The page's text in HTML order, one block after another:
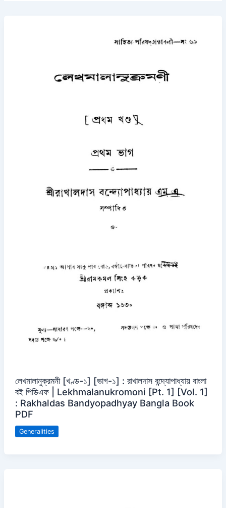
লেখমালানুক্রমনী [খণ্ড-১] [ভাগ-১] : রাখালদাস বন্দ্যোপাধ্যায় বাংলা
বই পিডিএফ | Lekhmalanukromoni [Pt. 1] [Vol. 1]
: Rakhaldas Bandyopadhyay Bangla Book
PDF
Generalities